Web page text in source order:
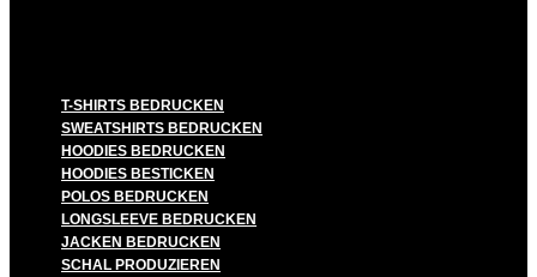
T-SHIRTS BEDRUCKEN
SWEATSHIRTS BEDRUCKEN
HOODIES BEDRUCKEN
HOODIES BESTICKEN
POLOS BEDRUCKEN
LONGSLEEVE BEDRUCKEN
JACKEN BEDRUCKEN
SCHAL PRODUZIEREN